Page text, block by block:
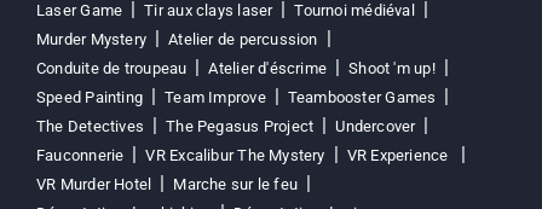
Laser Game
Tir aux clays laser
Tournoi médiéval
Murder Mystery
Atelier de percussion
Conduite de troupeau
Atelier d'éscrime
Shoot 'm up!
Speed Painting
Team Improve
Teambooster Games
The Detectives
The Pegasus Project
Undercover
Fauconnerie
VR Excalibur The Mystery
VR Experience
VR Murder Hotel
Marche sur le feu